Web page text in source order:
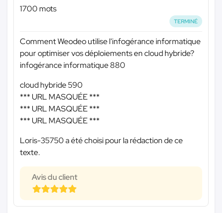
1700 mots
TERMINÉ
Comment Weodeo utilise l'infogérance informatique
pour optimiser vos déploiements en cloud hybride?
infogérance informatique 880
cloud hybride 590
*** URL MASQUÉE ***
*** URL MASQUÉE ***
*** URL MASQUÉE ***
Loris-35750 a été choisi pour la rédaction de ce
texte.
Avis du client